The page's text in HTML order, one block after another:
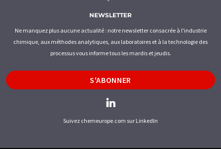
NEWSLETTER
Ne manquez plus aucune actualité : notre newsletter consacrée à l'industrie
chimique, aux méthodes analytiques, aux laboratoires et à la technologie des
processus vous informe tous les mardis et jeudis.
S'ABONNER
Suivez chemeurope.com sur LinkedIn